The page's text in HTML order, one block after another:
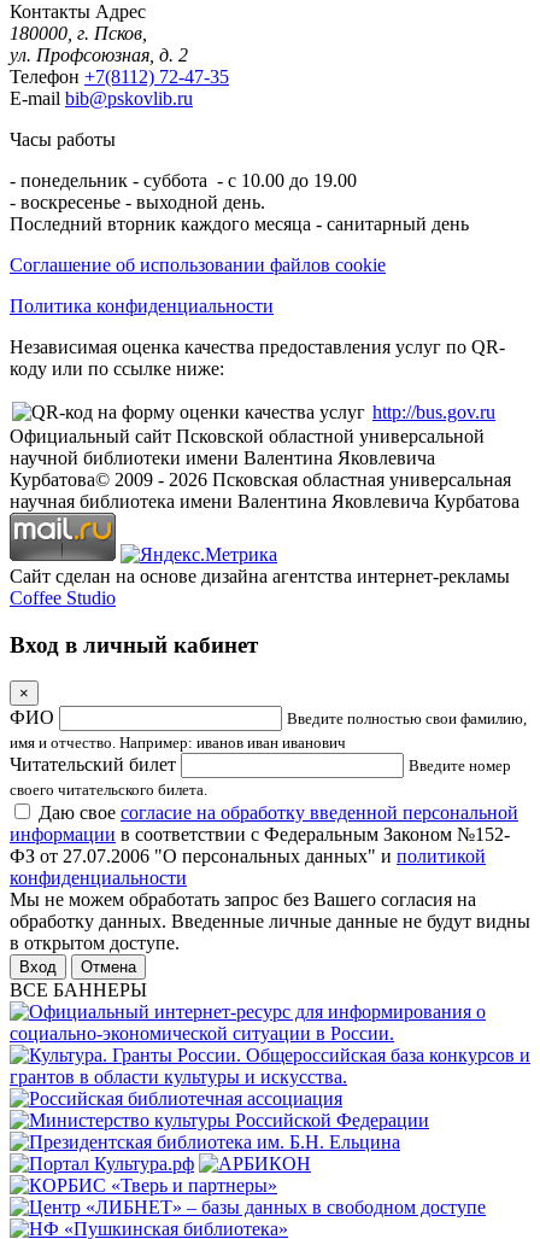
Контакты Адрес
180000, г. Псков,
ул. Профсоюзная, д. 2
Телефон +7(8112) 72-47-35
E-mail bib@pskovlib.ru
Часы работы
- понедельник - суббота - с 10.00 до 19.00
- воскресенье - выходной день.
Последний вторник каждого месяца - санитарный день
Соглашение об использовании файлов cookie
Политика конфиденциальности
Независимая оценка качества предоставления услуг по QR-
коду или по ссылке ниже:
http://bus.gov.ru
Официальный сайт Псковской областной универсальной
научной библиотеки имени Валентина Яковлевича
Курбатова© 2009 - 2026 Псковская областная универсальная
научная библиотека имени Валентина Яковлевича Курбатова
Сайт сделан на основе дизайна агентства интернет-рекламы
Coffee Studio
Вход в личный кабинет
×
ФИО
Введите полностью свои фамилию,
имя и отчество. Например: иванов иван иванович
Читательский билет
Введите номер
своего читательского билета.
Даю свое согласие на обработку введенной персональной
информации в соответствии с Федеральным Законом №152-
ФЗ от 27.07.2006 "О персональных данных" и политикой
конфиденциальности
Мы не можем обработать запрос без Вашего согласия на
обработку данных. Введенные личные данные не будут видны
в открытом доступе.
Отмена
ВСЕ БАННЕРЫ